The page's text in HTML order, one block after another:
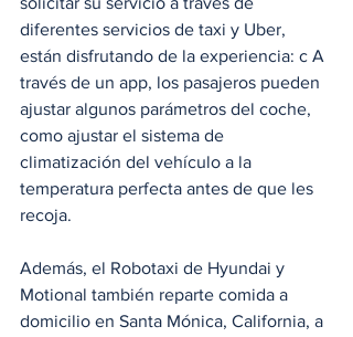
diferentes servicios de taxi y Uber,
están disfrutando de la experiencia: c A
través de un app, los pasajeros pueden
ajustar algunos parámetros del coche,
como ajustar el sistema de
climatización del vehículo a la
temperatura perfecta antes de que les
recoja.
Además, el Robotaxi de Hyundai y
Motional también reparte comida a
domicilio en Santa Mónica, California, a